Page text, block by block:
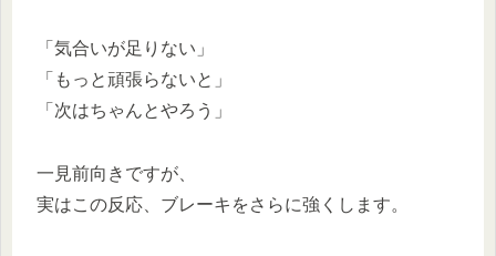
「気合いが足りない」
「もっと頑張らないと」
「次はちゃんとやろう」
一見前向きですが、
実はこの反応、ブレーキをさらに強くします。